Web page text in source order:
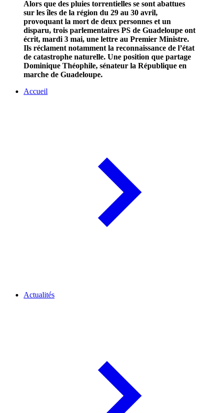
Alors que des pluies torrentielles se sont abattues
sur les îles de la région du 29 au 30 avril,
provoquant la mort de deux personnes et un
disparu, trois parlementaires PS de Guadeloupe ont
écrit, mardi 3 mai, une lettre au Premier Ministre.
Ils réclament notamment la reconnaissance de l’état
de catastrophe naturelle. Une position que partage
Dominique Théophile, sénateur la République en
marche de Guadeloupe.
Accueil
Actualités